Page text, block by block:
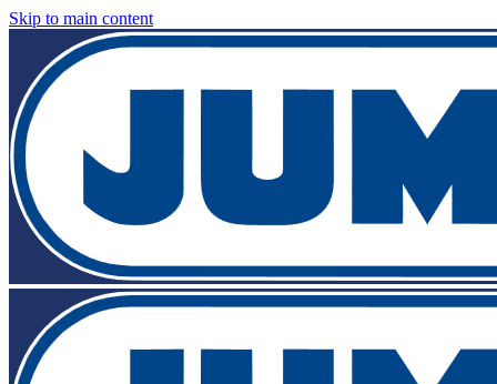
Skip to main content